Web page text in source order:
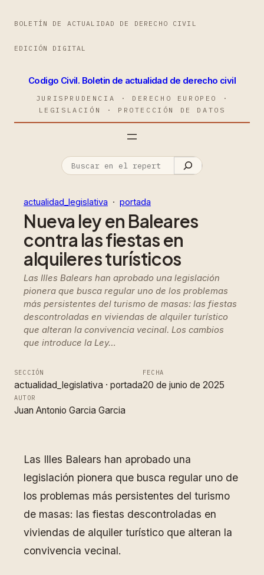
BOLETÍN DE ACTUALIDAD DE DERECHO CIVIL
EDICIÓN DIGITAL
Codigo Civil. Boletin de actualidad de derecho civil
JURISPRUDENCIA · DERECHO EUROPEO ·
LEGISLACIÓN · PROTECCIÓN DE DATOS
actualidad_legislativa
  ·
portada
Nueva ley en Baleares
contra las fiestas en
alquileres turísticos
Las Illes Balears han aprobado una legislación
pionera que busca regular uno de los problemas
más persistentes del turismo de masas: las fiestas
descontroladas en viviendas de alquiler turístico
que alteran la convivencia vecinal. Los cambios
que introduce la Ley…
SECCIÓN
actualidad_legislativa · portada
FECHA
20 de junio de 2025
AUTOR
Juan Antonio Garcia Garcia
Las Illes Balears han aprobado una
legislación pionera que busca regular uno de
los problemas más persistentes del turismo
de masas: las fiestas descontroladas en
viviendas de alquiler turístico que alteran la
convivencia vecinal.